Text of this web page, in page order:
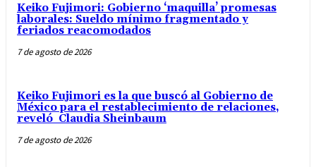
Keiko Fujimori: Gobierno ‘maquilla’ promesas
laborales: Sueldo mínimo fragmentado y
feriados reacomodados
7 de agosto de 2026
Keiko Fujimori es la que buscó al Gobierno de
México para el restablecimiento de relaciones,
reveló Claudia Sheinbaum
7 de agosto de 2026